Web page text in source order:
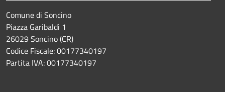
Comune di Soncino
Piazza Garibaldi 1
26029 Soncino (CR)
Codice Fiscale: 00177340197
Partita IVA: 00177340197